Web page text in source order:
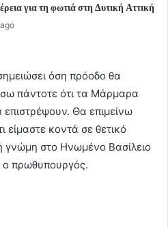
για τη φωτιά στη Δυτική Αττική
όση πρόοδο θα
πάντοτε ότι τα Μάρμαρα
Θα επιμείνω
είμαστε κοντά σε θετικό
γνώμη στο Ηνωμένο Βασίλειο
ο πρωθυπουργός.